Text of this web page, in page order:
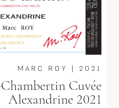
2021
|
MARC ROY
Cuvée
Alexandrine 2021